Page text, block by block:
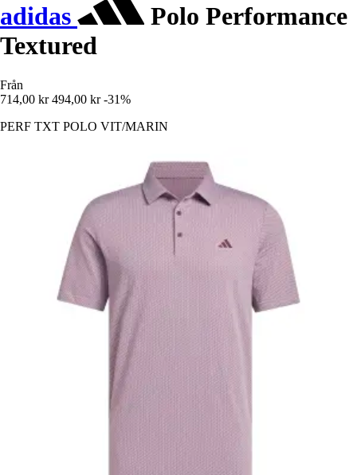
adidas
Polo Performance
Textured
Från
714,00 kr 494,00 kr -31%
PERF TXT POLO VIT/MARIN